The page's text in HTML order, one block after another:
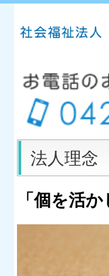
法人理念・概要
ご挨拶
晴風苑
入居者申し込み
法人理念
「個を活